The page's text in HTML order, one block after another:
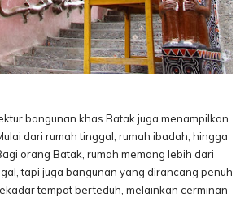
bangunan khas Batak juga menampilkan
dari rumah tinggal, rumah ibadah, hingga
orang Batak, rumah memang lebih dari
tapi juga bangunan yang dirancang penuh
tempat berteduh, melainkan cerminan